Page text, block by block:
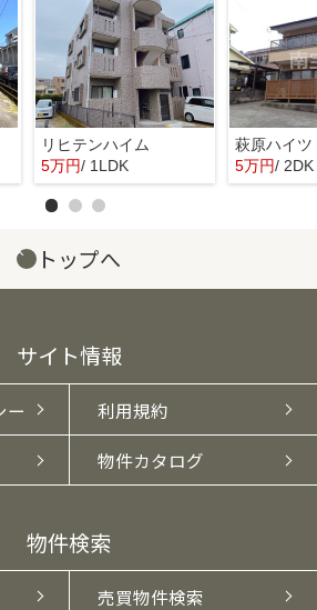
リヒテンハイム
5万円/ 1LDK
萩原ハイ
5万円/ 2DK
トップへ
サイト情報
ー 利用規約
物件カタログ
物件検索
売買物件検索